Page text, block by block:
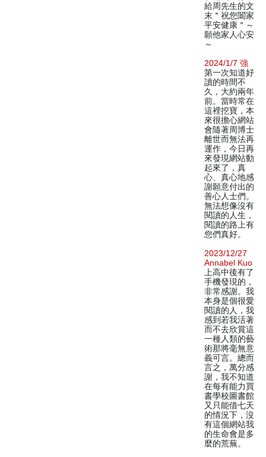
給周先生的文
末＂祝您闔家
平安健康＂～
願他家人心安
～
2024/1/7 強
第一次知道好
讀的時間不
久，大約兩年
前。當時常在
這裡挖寶，本
來很擔心網站
會隨著周博士
離世而無法再
運作，今日再
來發現網站動
起來了，真
心、真心地感
謝願意付出的
善心人士們。
無法想像沒有
閱讀的人生，
閱讀的路上有
您們真好。
2023/12/27
Annabel Kuo
上高中後有了
手機發現的，
非常感謝。我
本身是個很愛
閱讀的人，我
感到若我活著
而不去欣賞這
一種人類的藝
術那將毫無意
義可言。總而
言之，萬分感
謝，我不知道
在每有能力買
書學校圖書館
又只能借七天
的情況下，沒
有這個網站我
的生命會是多
麼的荒蕪。